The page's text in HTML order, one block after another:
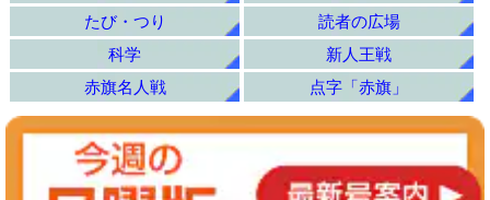
たび・つり
読者の広場
科学
新人王戦
赤旗名人戦
点字「赤旗」